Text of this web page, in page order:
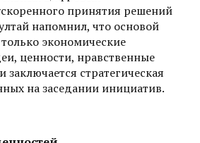
принятия решений
напомнил, что основой
экономические
ценности, нравственные
стратегическая
на заседании инициатив.